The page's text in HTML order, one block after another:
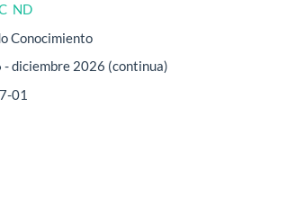
ND
Conocimiento
diciembre 2026 (continua)
01